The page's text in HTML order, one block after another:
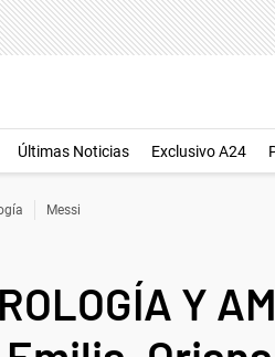
Últimas Noticias Exclusivo A24
Messi
Y